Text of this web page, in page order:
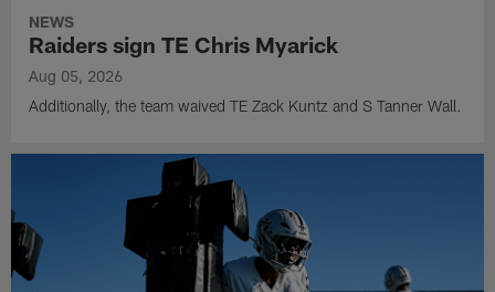
NEWS
Raiders sign TE Chris Myarick
Aug 05, 2026
Additionally, the team waived TE Zack Kuntz and S Tanner Wall.